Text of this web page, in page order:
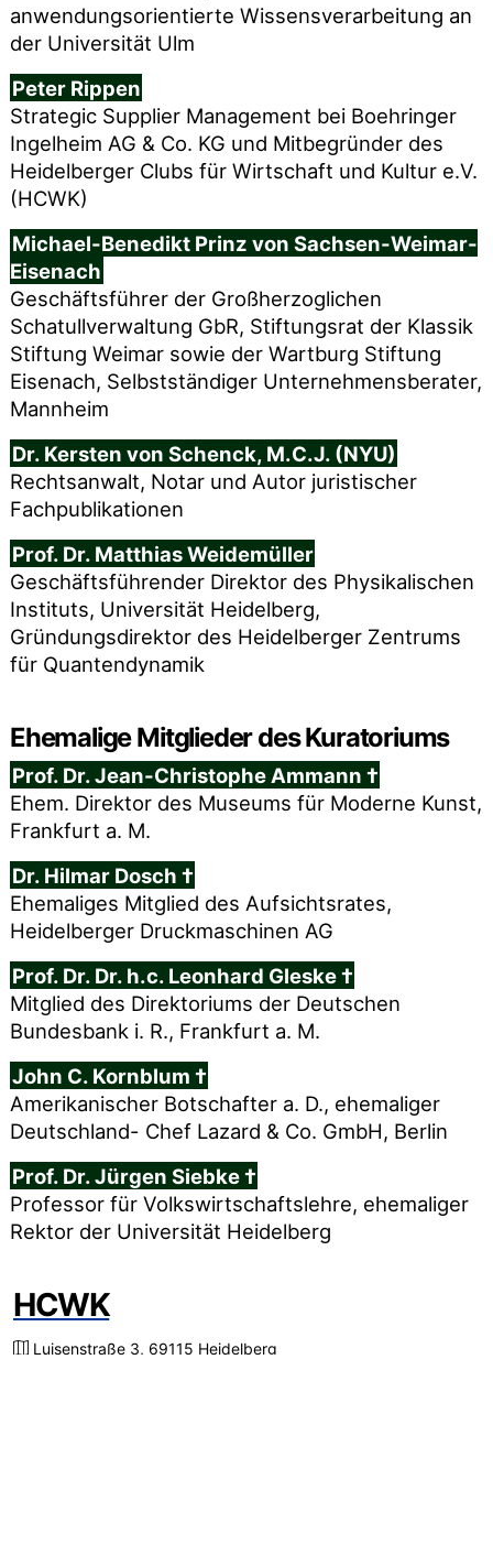
anwendungsorientierte Wissensverarbeitung an
der Universität Ulm
Peter Rippen
Strategic Supplier Management bei Boehringer
Ingelheim AG & Co. KG und Mitbegründer des
Heidelberger Clubs für Wirtschaft und Kultur e.V.
(HCWK)
Michael-Benedikt Prinz von Sachsen-Weimar-
Eisenach
Geschäftsführer der Großherzoglichen
Schatullverwaltung GbR, Stiftungsrat der Klassik
Stiftung Weimar sowie der Wartburg Stiftung
Eisenach, Selbstständiger Unternehmensberater,
Mannheim
Dr. Kersten von Schenck, M.C.J. (NYU)
Rechtsanwalt, Notar und Autor juristischer
Fachpublikationen
Prof. Dr. Matthias Weidemüller
Geschäftsführender Direktor des Physikalischen
Instituts, Universität Heidelberg,
Gründungsdirektor des Heidelberger Zentrums
für Quantendynamik
Ehemalige Mitglieder des Kuratoriums
Prof. Dr. Jean-Christophe Ammann †
Ehem. Direktor des Museums für Moderne Kunst,
Frankfurt a. M.
Dr. Hilmar Dosch †
Ehemaliges Mitglied des Aufsichtsrates,
Heidelberger Druckmaschinen AG
Prof. Dr. Dr. h.c. Leonhard Gleske †
Mitglied des Direktoriums der Deutschen
Bundesbank i. R., Frankfurt a. M.
John C. Kornblum †
Amerikanischer Botschafter a. D., ehemaliger
Deutschland- Chef Lazard & Co. GmbH, Berlin
Prof. Dr. Jürgen Siebke †
Professor für Volkswirtschaftslehre, ehemaliger
Rektor der Universität Heidelberg
HCWK
Luisenstraße 3, 69115 Heidelberg